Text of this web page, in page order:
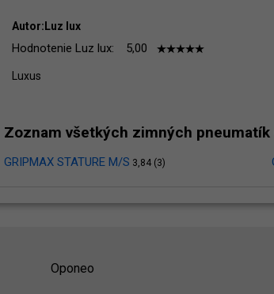
Autor:Luz lux
Hodnotenie Luz lux: 5,00
Luxus
Zoznam všetkých zimných pneumatík
GRIPMAX STATURE M/S 3,84 (3)
Oponeo